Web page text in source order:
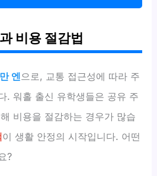
비용 절감법
엔으로, 교통 접근성에 따라 주
. 워홀 출신 유학생들은 공유 주
비용을 절감하는 경우가 많습
이 생활 안정의 시작입니다. 어떤
?